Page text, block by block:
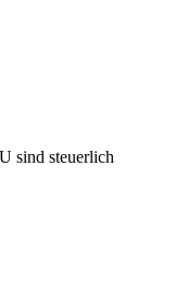
sind steuerlich